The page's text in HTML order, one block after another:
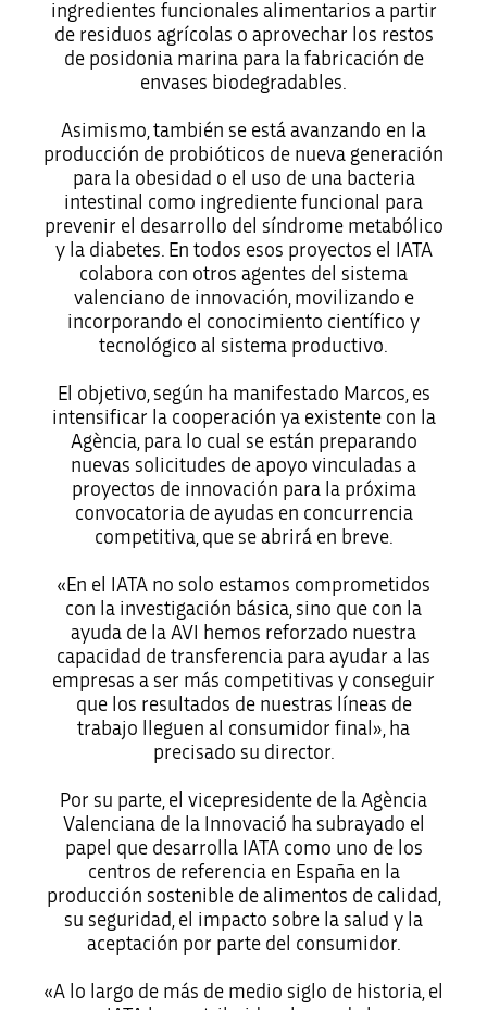
ingredientes funcionales alimentarios a partir
de residuos agrícolas o aprovechar los restos
de posidonia marina para la fabricación de
envases biodegradables.
Asimismo, también se está avanzando en la
producción de probióticos de nueva generación
para la obesidad o el uso de una bacteria
intestinal como ingrediente funcional para
prevenir el desarrollo del síndrome metabólico
y la diabetes. En todos esos proyectos el IATA
colabora con otros agentes del sistema
valenciano de innovación, movilizando e
incorporando el conocimiento científico y
tecnológico al sistema productivo.
El objetivo, según ha manifestado Marcos, es
intensificar la cooperación ya existente con la
Agència, para lo cual se están preparando
nuevas solicitudes de apoyo vinculadas a
proyectos de innovación para la próxima
convocatoria de ayudas en concurrencia
competitiva, que se abrirá en breve.
«En el IATA no solo estamos comprometidos
con la investigación básica, sino que con la
ayuda de la AVI hemos reforzado nuestra
capacidad de transferencia para ayudar a las
empresas a ser más competitivas y conseguir
que los resultados de nuestras líneas de
trabajo lleguen al consumidor final», ha
precisado su director.
Por su parte, el vicepresidente de la Agència
Valenciana de la Innovació ha subrayado el
papel que desarrolla IATA como uno de los
centros de referencia en España en la
producción sostenible de alimentos de calidad,
su seguridad, el impacto sobre la salud y la
aceptación por parte del consumidor.
«A lo largo de más de medio siglo de historia, el